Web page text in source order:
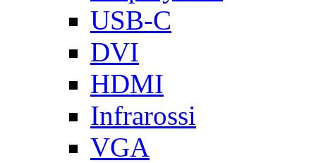
USB-C
DVI
HDMI
Infrarossi
VGA